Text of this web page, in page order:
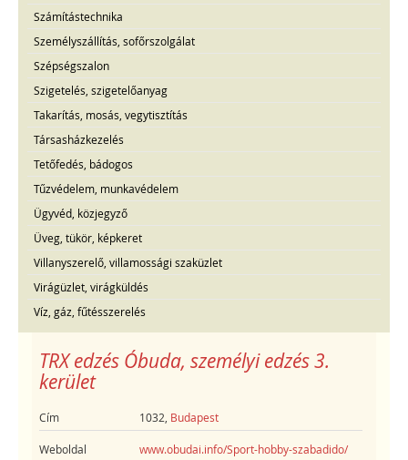
Számítástechnika
Személyszállítás, sofőrszolgálat
Szépségszalon
Szigetelés, szigetelőanyag
Takarítás, mosás, vegytisztítás
Társasházkezelés
Tetőfedés, bádogos
Tűzvédelem, munkavédelem
Ügyvéd, közjegyző
Üveg, tükör, képkeret
Villanyszerelő, villamossági szaküzlet
Virágüzlet, virágküldés
Víz, gáz, fűtésszerelés
TRX edzés Óbuda, személyi edzés 3.
kerület
Cím 1032, Budapest
Weboldal www.obudai.info/Sport-hobby-szabadido/